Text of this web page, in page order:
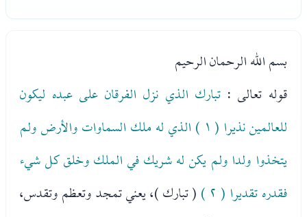
بسم الله الرحمان الرحيم
قوله تعالى : تبارك الذي نزل الفرقان على عبده ليكون
للعالمين نذيرا ( ١ ) الذي له ملك السماوات والأرض ولم
يتخذوا ولدا ولم يكن له شريك في الملك وخلق كل شيء
فقدره تقديرا ( ٢ )
( تبارك )، يعني تمجد وتعظم وتقدس،